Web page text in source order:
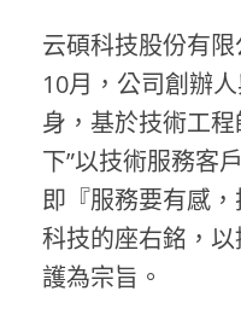
云碩科技股份有
10月，公司創辦
身，基於技術工
下”以技術服務客
即『服務要有感
科技的座右銘，
護為宗旨。